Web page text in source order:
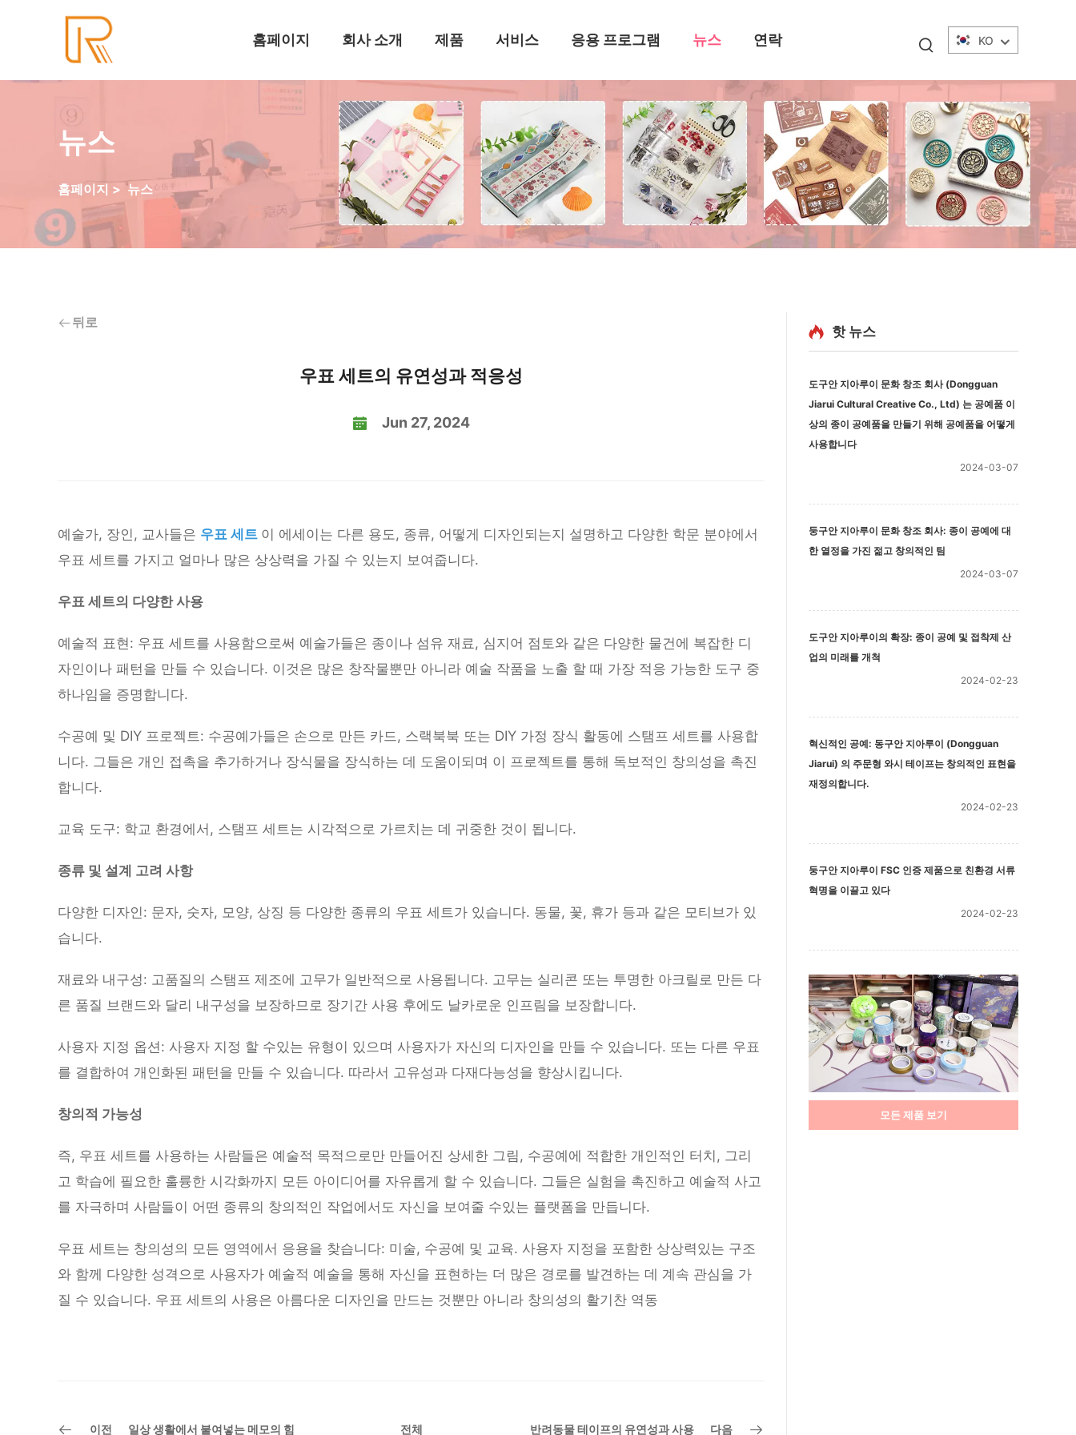
홈페이지 회사 소개 제품 서비스 응용 프로그램 뉴스 연락 KO
뉴스
홈페이지 >뉴스
뒤로
우표 세트의 유연성과 적응성
Jun 27, 2024
예술가, 장인, 교사들은 우표 세트 이 에세이는 다른 용도, 종류, 어떻게 디자인되는지 설명하고 다양한 학문 분야에서
우표 세트를 가지고 얼마나 많은 상상력을 가질 수 있는지 보여줍니다.
우표 세트의 다양한 사용
예술적 표현: 우표 세트를 사용함으로써 예술가들은 종이나 섬유 재료, 심지어 점토와 같은 다양한 물건에 복잡한 디
자인이나 패턴을 만들 수 있습니다. 이것은 많은 창작물뿐만 아니라 예술 작품을 노출 할 때 가장 적응 가능한 도구 중
하나임을 증명합니다.
수공예 및 DIY 프로젝트: 수공예가들은 손으로 만든 카드, 스랙북북 또는 DIY 가정 장식 활동에 스탬프 세트를 사용합
니다. 그들은 개인 접촉을 추가하거나 장식물을 장식하는 데 도움이되며 이 프로젝트를 통해 독보적인 창의성을 촉진
합니다.
교육 도구: 학교 환경에서, 스탬프 세트는 시각적으로 가르치는 데 귀중한 것이 됩니다.
종류 및 설계 고려 사항
다양한 디자인: 문자, 숫자, 모양, 상징 등 다양한 종류의 우표 세트가 있습니다. 동물, 꽃, 휴가 등과 같은 모티브가 있
습니다.
재료와 내구성: 고품질의 스탬프 제조에 고무가 일반적으로 사용됩니다. 고무는 실리콘 또는 투명한 아크릴로 만든 다
른 품질 브랜드와 달리 내구성을 보장하므로 장기간 사용 후에도 날카로운 인프림을 보장합니다.
사용자 지정 옵션: 사용자 지정 할 수있는 유형이 있으며 사용자가 자신의 디자인을 만들 수 있습니다. 또는 다른 우표
를 결합하여 개인화된 패턴을 만들 수 있습니다. 따라서 고유성과 다재다능성을 향상시킵니다.
창의적 가능성
즉, 우표 세트를 사용하는 사람들은 예술적 목적으로만 만들어진 상세한 그림, 수공예에 적합한 개인적인 터치, 그리
고 학습에 필요한 훌륭한 시각화까지 모든 아이디어를 자유롭게 할 수 있습니다. 그들은 실험을 촉진하고 예술적 사고
를 자극하며 사람들이 어떤 종류의 창의적인 작업에서도 자신을 보여줄 수있는 플랫폼을 만듭니다.
우표 세트는 창의성의 모든 영역에서 응용을 찾습니다: 미술, 수공예 및 교육. 사용자 지정을 포함한 상상력있는 구조
와 함께 다양한 성격으로 사용자가 예술적 예술을 통해 자신을 표현하는 더 많은 경로를 발견하는 데 계속 관심을 가
질 수 있습니다. 우표 세트의 사용은 아름다운 디자인을 만드는 것뿐만 아니라 창의성의 활기찬 역동
이전 일상 생활에서 붙여넣는 메모의 힘 전체 반려동물 테이프의 유연성과 사용 다음
핫 뉴스
도구안 지아루이 문화 창조 회사 (Dongguan
Jiarui Cultural Creative Co., Ltd) 는 공예품 이
상의 종이 공예품을 만들기 위해 공예품을 어떻게
사용합니다
2024-03-07
둥구안 지아루이 문화 창조 회사: 종이 공예에 대
한 열정을 가진 젊고 창의적인 팀
2024-03-07
도구안 지아루이의 확장: 종이 공예 및 접착제 산
업의 미래를 개척
2024-02-23
혁신적인 공예: 동구안 지아루이 (Dongguan
Jiarui) 의 주문형 와시 테이프는 창의적인 표현을
재정의합니다.
2024-02-23
둥구안 지아루이 FSC 인증 제품으로 친환경 서류
혁명을 이끌고 있다
2024-02-23
모든 제품 보기